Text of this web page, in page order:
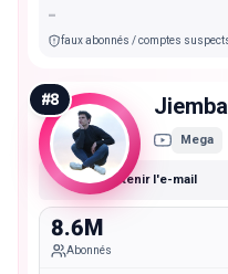
-
faux abonnés / comptes
#8
Mega
Obtenir l'e-mail
8.6M
Abonnés